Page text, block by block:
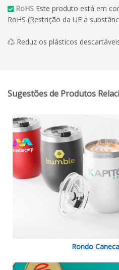
RoHS Este produto está em
RoHS (Restrição da UE a
Reduz os plásticos
Sugestões de Produtos
Rondo